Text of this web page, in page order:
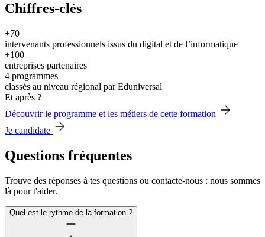
Chiffres-clés
+70
intervenants professionnels issus du digital et de l’informatique
+100
entreprises partenaires
4 programmes
classés au niveau régional par Eduniversal
Et après ?
Découvrir le programme et les métiers de cette formation
Je candidate
Questions fréquentes
Trouve des réponses à tes questions ou contacte-nous : nous sommes
là pour t'aider.
Quel est le rythme de la formation ?